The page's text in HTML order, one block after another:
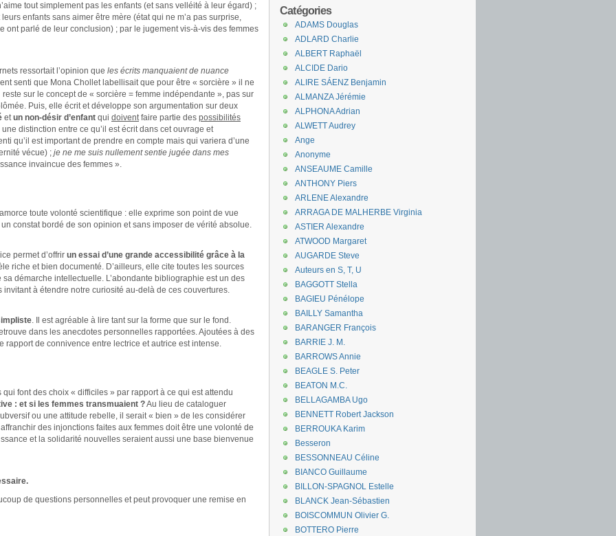
tout simplement pas les enfants (et sans velléité à leur égard) ;
enfants sans aimer être mère (état qui ne m’a pas surprise,
ont parlé de leur conclusion) ; par le jugement vis-à-vis des femmes
ressortait l’opinion que les écrits manquaient de nuance
senti que Mona Chollet labellisait que pour être « sorcière » il ne
reste sur le concept de « sorcière = femme indépendante », pas sur
Puis, elle écrit et développe son argumentation sur deux
etun non-désir d’enfant qui doiventfaire partie des possibilités
distinction entre ce qu’il est écrit dans cet ouvrage et
qu’il est important de prendre en compte mais qui variera d’une
vécue) ; je ne me suis nullement sentie jugée dans mes
invaincue des femmes ».
toute volonté scientifique : elle exprime son point de vue
constat bordé de son opinion et sans imposer de vérité absolue.
permet d’offrir un essai d’une grande accessibilité grâce à la
riche et bien documenté. D’ailleurs, elle cite toutes les sources
démarche intellectuelle. L’abondante bibliographie est un des
à étendre notre curiosité au-delà de ces couvertures.
. Il est agréable à lire tant sur la forme que sur le fond.
dans les anecdotes personnelles rapportées. Ajoutées à des
rapport de connivence entre lectrice et autrice est intense.
font des choix « difficiles » par rapport à ce qui est attendu
: et si les femmes transmuaient ?Au lieu de cataloguer
ou une attitude rebelle, il serait « bien » de les considérer
des injonctions faites aux femmes doit être une volonté de
et la solidarité nouvelles seraient aussi une base bienvenue
de questions personnelles et peut provoquer une remise en
Catégories
ADAMS Douglas
ADLARD Charlie
ALBERT Raphaël
ALCIDE Dario
ALIRE SÁENZ Benjamin
ALMANZA Jérémie
ALPHONA Adrian
ALWETT Audrey
Ange
Anonyme
ANSEAUME Camille
ANTHONY Piers
ARLENE Alexandre
ARRAGA DE MALHERBE Virginia
ASTIER Alexandre
ATWOOD Margaret
AUGARDE Steve
Auteurs en S, T, U
BAGGOTT Stella
BAGIEU Pénélope
BAILLY Samantha
BARANGER François
BARRIE J. M.
BARROWS Annie
BEAGLE S. Peter
BEATON M.C.
BELLAGAMBA Ugo
BENNETT Robert Jackson
BERROUKA Karim
Besseron
BESSONNEAU Céline
BIANCO Guillaume
BILLON-SPAGNOL Estelle
BLANCK Jean-Sébastien
BOISCOMMUN Olivier G.
BOTTERO Pierre